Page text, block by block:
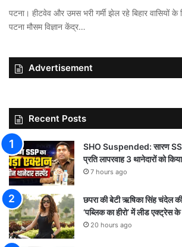
पटना। हीटवेव और उमस भरी गर्मी झेल रहे बिहार वासियों के
पटना मौसम विज्ञान केंद्र…
Advertisement
Recent Posts
SHO Suspended: सारण
प्रति लापरवाह 3 थानेदारों को
7 hours ago
छपरा की बेटी ऋषिका सिंह चंदेल की
‘पब्लिक का हीरो’ में लीड
20 hours ago